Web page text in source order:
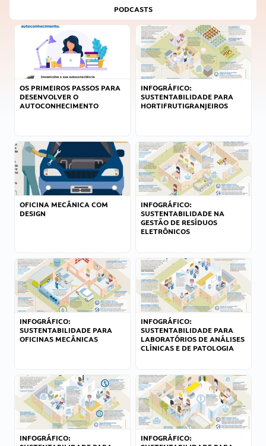
PODCASTS
OS PRIMEIROS PASSOS PARA
DESENVOLVER O
AUTOCONHECIMENTO
INFOGRÁFICO:
SUSTENTABILIDADE PARA
HORTIFRUTIGRANJEIROS
OFICINA MECÂNICA COM
DESIGN
INFOGRÁFICO:
SUSTENTABILIDADE NA
GESTÃO DE RESÍDUOS
ELETRÔNICOS
INFOGRÁFICO:
SUSTENTABILIDADE PARA
OFICINAS MECÂNICAS
INFOGRÁFICO:
SUSTENTABILIDADE PARA
LABORATÓRIOS DE ANÁLISES
CLÍNICAS E DE PATOLOGIA
INFOGRÁFICO:
INFOGRÁFICO: